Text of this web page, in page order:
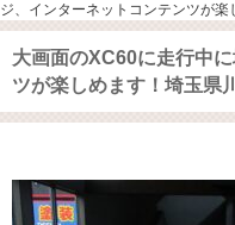
ジ、インターネットコンテンツが
大画面のXC60に走行中
ツが楽しめます！埼玉県